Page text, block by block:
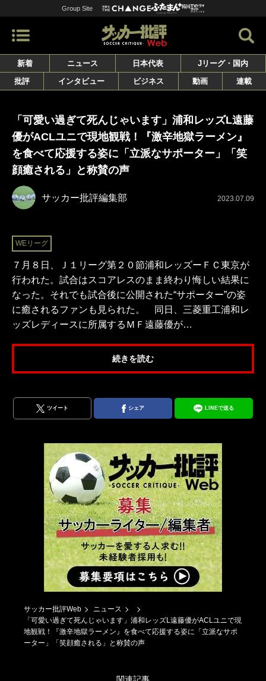
Group Site
新着 ニュース 日本代表
Jリーグ・国内
批評
インタビュー ビジネス 動画 連載
「可愛い過ぎて死んじゃいます」浦和レッズL遠藤
優がACLユニで現地観戦！『激辛地獄ラーメン』
を食べて応援する姿に「立派なサポーター」「笑
顔癒される」と称賛の声
サッカー批評編集部 2023.07.09
WEリーグ
７月８日、Ｊ１リーグ第２０節浦和レッズーＦＣ東京が
行われた。試合はスコアレスのまま終わり悔しい結果に
なった。それでも試合後に公開された“サポーター”の姿
に癒されるファンも見られた。 同日、三菱重工浦和レ
ッズレディースに所属するＭＦ遠藤優が…
続きを読む
ツイート シェア LINEで送る
サッカー批評Web
ニュース
「可愛い過ぎて死んじゃいます」浦和レッズL遠藤優がACLユニで現
地観戦！『激辛地獄ラーメン』を食べて応援する姿に「立派なサポ
ーター」「笑顔癒される」と称賛の声